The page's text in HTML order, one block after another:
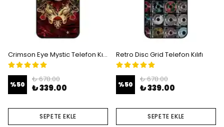
Crimson Eye Mystic Telefon Kılıfı
%50
₺ 678.00
₺ 339.00
SEPETE EKLE
Retro Disc Grid Telefon Kılıfı
%50
₺ 678.00
₺ 339.00
SEPETE EKLE